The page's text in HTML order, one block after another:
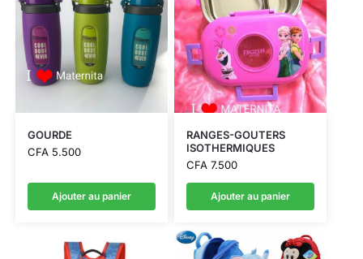
GOURDE
CFA5.500
Ajouter au panier
RANGES-GOUTERS
ISOTHERMIQUES
CFA7.500
Ajouter au panier